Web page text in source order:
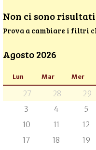
Non ci sono risultati
Prova a cambiare i filtri
Agosto 2026
Lun Mar Mer
27 28 29
3
4 5
10
11 12
17
18 19